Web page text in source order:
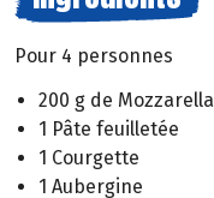
Pour 4 personnes
200 g de Mozzarella
1 Pâte feuilletée
1 Courgette
1 Aubergine